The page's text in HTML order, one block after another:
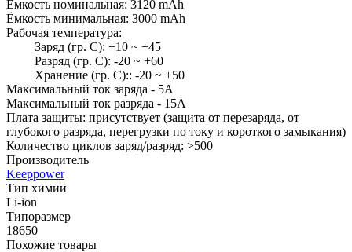
Ёмкость номинальная: 3120 mAh
Ёмкость минимальная: 3000 mAh
Рабочая температура:
Заряд (гр. С): +10 ~ +45
Разряд (гр. С): -20 ~ +60
Хранение (гр. С):: -20 ~ +50
Максимальный ток заряда - 5А
Максимальный ток разряда - 15А
Плата защиты: присутствует (защита от перезаряда, от
глубокого разряда, перегрузки по току и короткого замыкания)
Количество циклов заряд/разряд: >500
Производитель
Keeppower
Тип химии
Li-ion
Типоразмер
18650
Похожие товары